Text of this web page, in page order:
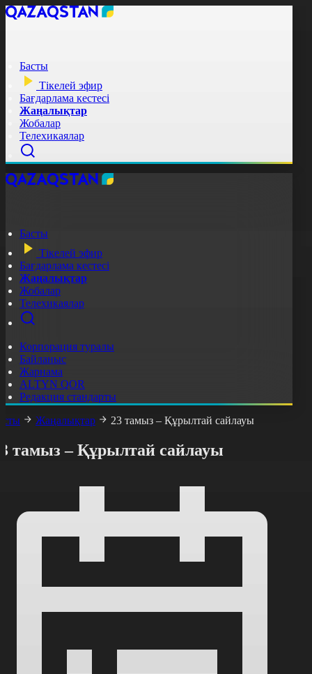
Басты
Тікелей эфир
Бағдарлама кестесі
Жаңалықтар
Жобалар
Телехикаялар
Басты
Тікелей эфир
Бағдарлама кестесі
Жаңалықтар
Жобалар
Телехикаялар
Корпорация туралы
Байланыс
Жарнама
ALTYN QOR
Редакция стандарты
Жаңалықтар 23 тамыз – Құрылтай сайлауы
тамыз – Құрылтай сайлауы